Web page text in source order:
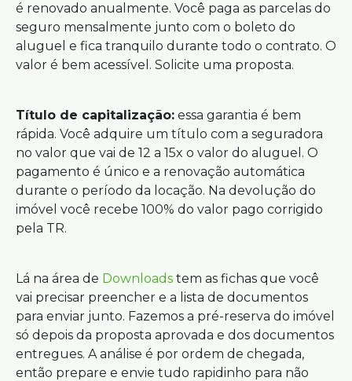
é renovado anualmente. Você paga as parcelas do
seguro mensalmente junto com o boleto do
aluguel e fica tranquilo durante todo o contrato. O
valor é bem acessível. Solicite uma proposta.
Título de capitalização: essa garantia é bem
rápida. Você adquire um título com a seguradora
no valor que vai de 12 a 15x o valor do aluguel. O
pagamento é único e a renovação automática
durante o período da locação. Na devolução do
imóvel você recebe 100% do valor pago corrigido
pela TR.
Lá na área de Downloads tem as fichas que você
vai precisar preencher e a lista de documentos
para enviar junto. Fazemos a pré-reserva do imóvel
só depois da proposta aprovada e dos documentos
entregues. A análise é por ordem de chegada,
então prepare e envie tudo rapidinho para não